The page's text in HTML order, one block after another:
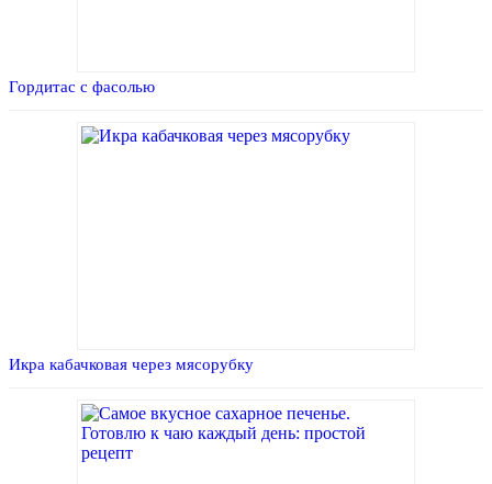
Гордитас с фасолью
Икра кабачковая через мясорубку